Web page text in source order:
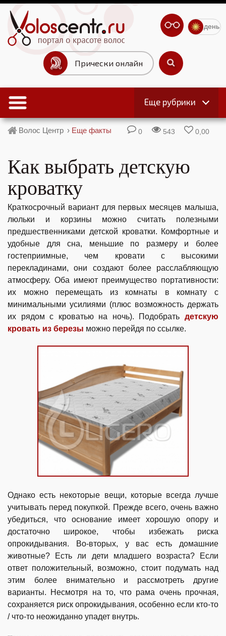
Прически онлайн
день
Еще рубрики
Волос Центр › Еще факты 0 543 0,00
Как выбрать детскую
кроватку
Краткосрочный вариант для первых месяцев малыша,
люльки и корзины можно считать полезными
предшественниками детской кроватки. Комфортные и
удобные для сна, меньшие по размеру и более
гостеприимные, чем кровати с высокими
перекладинами, они создают более расслабляющую
атмосферу. Оба имеют преимущество портативности:
их можно перемещать из комнаты в комнату с
минимальными усилиями (плюс возможность держать
их рядом с кроватью на ночь). Подобрать детскую
кровать из березы можно перейдя по ссылке.
Однако есть некоторые вещи, которые всегда лучше
учитывать перед покупкой. Прежде всего, очень важно
убедиться, что основание имеет хорошую опору и
достаточно широкое, чтобы избежать риска
опрокидывания. Во-вторых, у вас есть домашние
животные? Есть ли дети младшего возраста? Если
ответ положительный, возможно, стоит подумать над
этим более внимательно и рассмотреть другие
варианты. Несмотря на то, что рама очень прочная,
сохраняется риск опрокидывания, особенно если кто-то
/ что-то неожиданно упадет внутрь.